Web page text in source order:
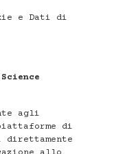
e Dati di
agli
di